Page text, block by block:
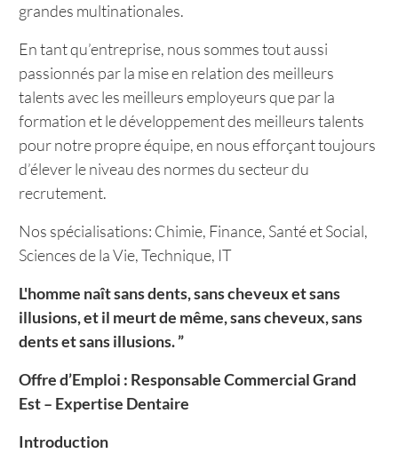
grandes multinationales.
En tant qu’entreprise, nous sommes tout aussi
passionnés par la mise en relation des meilleurs
talents avec les meilleurs employeurs que par la
formation et le développement des meilleurs talents
pour notre propre équipe, en nous efforçant toujours
d’élever le niveau des normes du secteur du
recrutement.
Nos spécialisations: Chimie, Finance, Santé et Social,
Sciences de la Vie, Technique, IT
L'homme naît sans dents, sans cheveux et sans
illusions, et il meurt de même, sans cheveux, sans
dents et sans illusions. ”
Offre d’Emploi : Responsable Commercial Grand
Est – Expertise Dentaire
Introduction